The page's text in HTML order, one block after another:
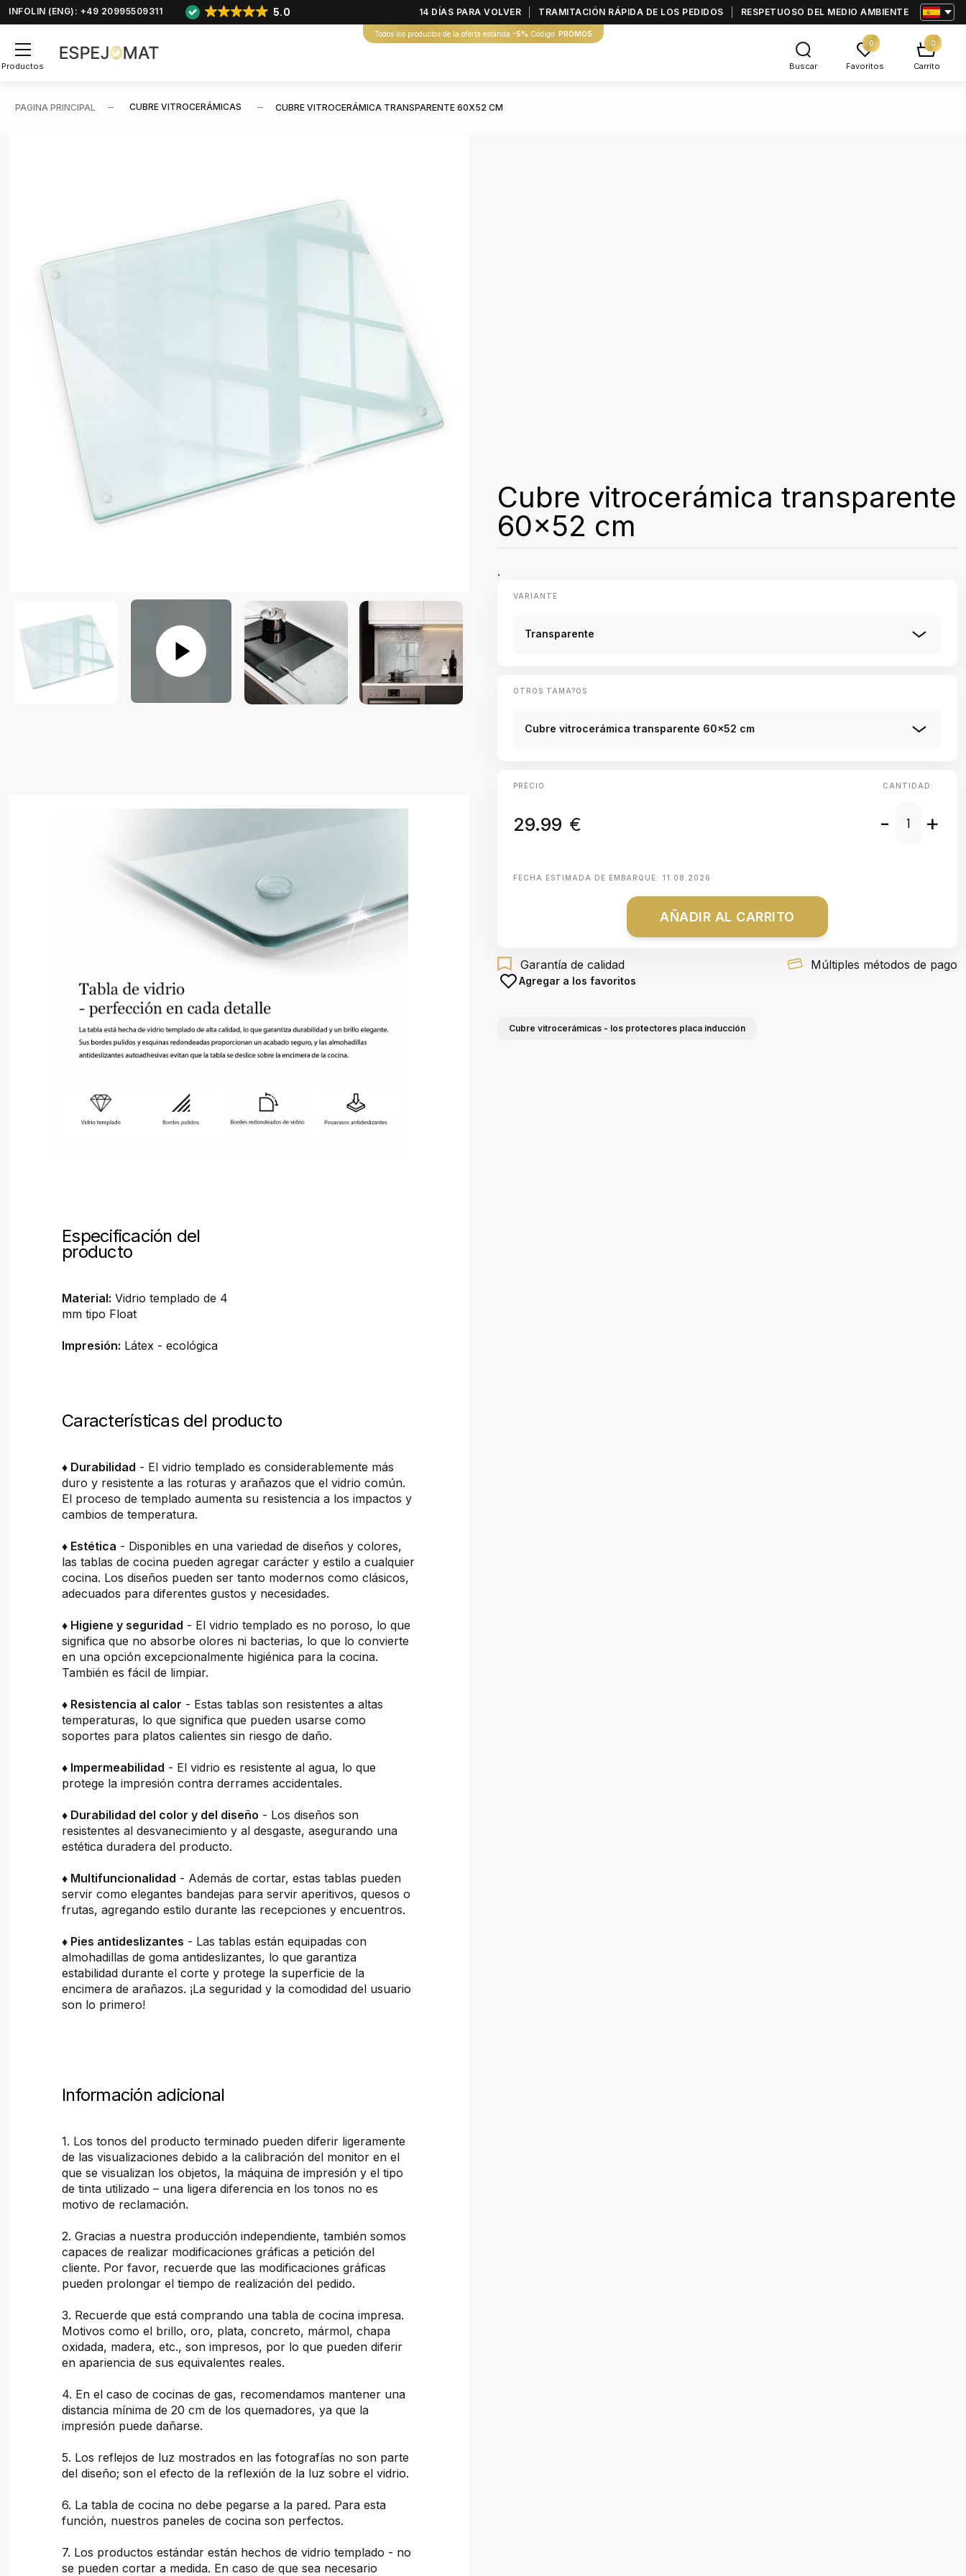
INFOLIN (ENG): +49 20995509311 5.0 14 DÍAS PARA VOLVER TRAMITACIÓN RÁPIDA DE LOS PEDIDOS RESPETUOSO DEL MEDIO AMBIENTE
Todos los productos de la oferta estánda -5% Código: PROMO5
Productos Buscar
0
Favoritos
0
Carrito
PAGINA PRINCIPAL CUBRE VITROCERÁMICAS CUBRE VITROCERÁMICA TRANSPARENTE 60X52 CM
Especificación del
producto
Material: Vidrio templado de 4
mm tipo Float
Impresión: Látex - ecológica
Características del producto
♦ Durabilidad - El vidrio templado es considerablemente más
duro y resistente a las roturas y arañazos que el vidrio común.
El proceso de templado aumenta su resistencia a los impactos y
cambios de temperatura.
♦ Estética - Disponibles en una variedad de diseños y colores,
las tablas de cocina pueden agregar carácter y estilo a cualquier
cocina. Los diseños pueden ser tanto modernos como clásicos,
adecuados para diferentes gustos y necesidades.
♦ Higiene y seguridad - El vidrio templado es no poroso, lo que
significa que no absorbe olores ni bacterias, lo que lo convierte
en una opción excepcionalmente higiénica para la cocina.
También es fácil de limpiar.
♦ Resistencia al calor - Estas tablas son resistentes a altas
temperaturas, lo que significa que pueden usarse como
soportes para platos calientes sin riesgo de daño.
♦ Impermeabilidad - El vidrio es resistente al agua, lo que
protege la impresión contra derrames accidentales.
♦ Durabilidad del color y del diseño - Los diseños son
resistentes al desvanecimiento y al desgaste, asegurando una
estética duradera del producto.
♦ Multifuncionalidad - Además de cortar, estas tablas pueden
servir como elegantes bandejas para servir aperitivos, quesos o
frutas, agregando estilo durante las recepciones y encuentros.
♦ Pies antideslizantes - Las tablas están equipadas con
almohadillas de goma antideslizantes, lo que garantiza
estabilidad durante el corte y protege la superficie de la
encimera de arañazos. ¡La seguridad y la comodidad del usuario
son lo primero!
Información adicional
1. Los tonos del producto terminado pueden diferir ligeramente
de las visualizaciones debido a la calibración del monitor en el
que se visualizan los objetos, la máquina de impresión y el tipo
de tinta utilizado – una ligera diferencia en los tonos no es
motivo de reclamación.
2. Gracias a nuestra producción independiente, también somos
capaces de realizar modificaciones gráficas a petición del
cliente. Por favor, recuerde que las modificaciones gráficas
pueden prolongar el tiempo de realización del pedido.
3. Recuerde que está comprando una tabla de cocina impresa.
Motivos como el brillo, oro, plata, concreto, mármol, chapa
oxidada, madera, etc., son impresos, por lo que pueden diferir
en apariencia de sus equivalentes reales.
4. En el caso de cocinas de gas, recomendamos mantener una
distancia mínima de 20 cm de los quemadores, ya que la
impresión puede dañarse.
5. Los reflejos de luz mostrados en las fotografías no son parte
del diseño; son el efecto de la reflexión de la luz sobre el vidrio.
6. La tabla de cocina no debe pegarse a la pared. Para esta
función, nuestros paneles de cocina son perfectos.
7. Los productos estándar están hechos de vidrio templado - no
se pueden cortar a medida. En caso de que sea necesario
Cubre vitrocerámica transparente
60x52 cm
.
VARIANTE
Transparente
OTROS TAMA?OS
Cubre vitrocerámica transparente 60x52 cm
PRECIO
29.99 €
CANTIDAD:
- +
FECHA ESTIMADA DE EMBARQUE: 11.08.2026
AÑADIR AL CARRITO
Garantía de calidad Múltiples métodos de pago
Agregar a los favoritos
Cubre vitrocerámicas - los protectores placa inducción